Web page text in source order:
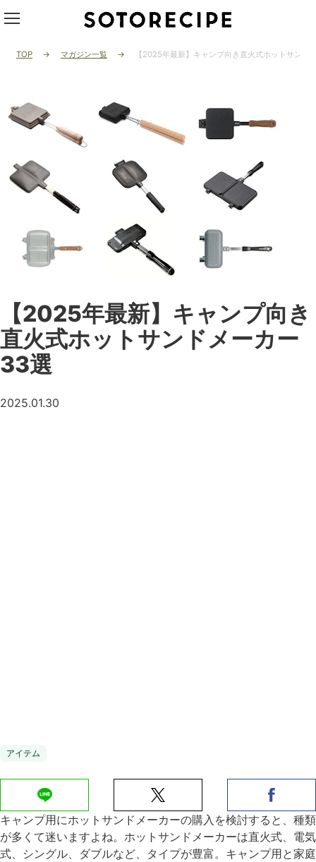
TOP マガジン一覧 【2025年最新】キャンプ向き直火式ホットサンド
【2025年最新】キャンプ向き
直火式ホットサンドメーカー
33選
2025.01.30
アイテム
キャンプ用にホットサンドメーカーの購入を検討すると、種類
が多くて迷いますよね。ホットサンドメーカーは直火式、電気
式、シングル、ダブルなど、タイプが豊富。キャンプ用と家庭